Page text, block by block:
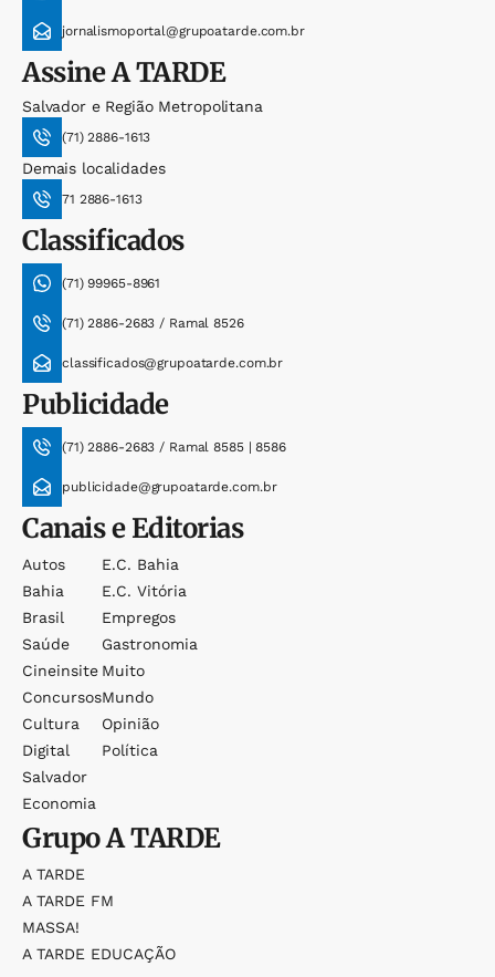
jornalismoportal@grupoatarde.com.br
AssineA TARDE
Salvador e Região Metropolitana
(71) 2886-1613
Demais localidades
71 2886-1613
Classificados
(71) 99965-8961
(71) 2886-2683 / Ramal 8526
classificados@grupoatarde.com.br
Publicidade
(71) 2886-2683 / Ramal 8585 | 8586
publicidade@grupoatarde.com.br
Canais e Editorias
Autos
Bahia
Brasil
Saúde
Cineinsite
Concursos
Cultura
Digital
Salvador
Economia
E.c. Bahia
E.c. Vitória
Empregos
Gastronomia
Muito
Mundo
Opinião
Política
GrupoA TARDE
A TARDE
A TARDE FM
MASSA!
A TARDE EDUCAÇÃO